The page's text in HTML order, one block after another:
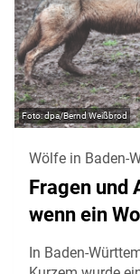
dpa/Bernd Weißbrod
Wölfe in Baden-
Fragen und
wenn ein
In Baden-